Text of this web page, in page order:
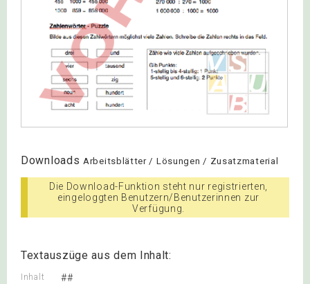
Downloads Arbeitsblätter / Lösungen / Zusatzmaterial
Die Download-Funktion steht nur registrierten,
eingeloggten Benutzern/Benutzerinnen zur
Verfügung.
Textauszüge aus dem Inhalt:
Inhalt ##